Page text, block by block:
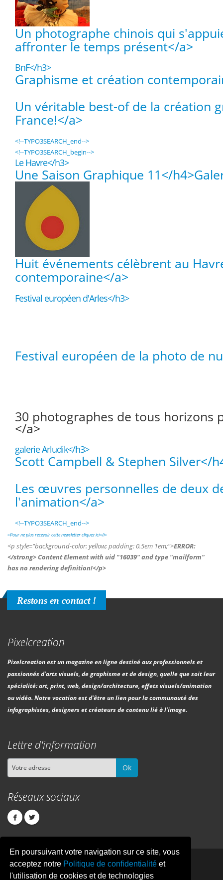
En poursuivant votre navigation sur ce site, vous
acceptez notre Politique de confidentialité et
l'utilisation de cookies et de technologies
Un photographe chinois qui
affronter le temps présent</a>
BnF</h3>
Graphisme et création
Un véritable best-of de la création
France!</a>
<!--TYPO3SEARCH_end-->
<!--TYPO3SEARCH_begin-->
Le Havre</h3>
Une Saison Graphique 11</h4>
Huit événements célèbrent au
contemporaine</a>
Festival européen d'Arles</h3>
Festival européen de la photo de
30 photographes de tous horizons
</a>
galerie Arludik</h3>
Scott Campbell & Stephen Silver</
Les œuvres personnelles de deux
l'animation</a>
<!--TYPO3SEARCH_end-->
>Pour ne plus recevoir cette newsletter cliquez ici</i>
<p style="background-color: yellow; padding: 0.5em 1em;">ERROR:
</strong> Content Element with uid "16039" and type "mailform"
has no rendering definition!</p>
Restons en contact !
Pixelcreation
Pixelcreation est un magazine en ligne destiné aux professionnels et
passionnés d'arts visuels, de graphisme et de design, quelle que soit leur
spécialité: art, print, web, design/architecture, effets visuels/animation
ou vidéo. Notre vocation est d'être un lien pour la communauté des
infographistes, designers et créateurs de contenu lié à l'image.
Lettre d'information
Ok
Réseaux sociaux
PIXELCREATION